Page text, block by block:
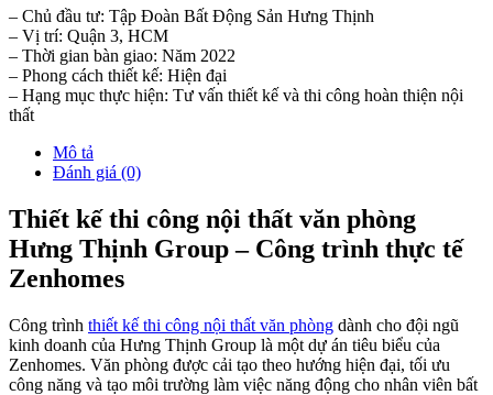
– Chủ đầu tư: Tập Đoàn Bất Động Sản Hưng Thịnh
– Vị trí: Quận 3, HCM
– Thời gian bàn giao: Năm 2022
– Phong cách thiết kế: Hiện đại
– Hạng mục thực hiện: Tư vấn thiết kế và thi công hoàn thiện nội
thất
Mô tả
Đánh giá (0)
Thiết kế thi công nội thất văn phòng
Hưng Thịnh Group – Công trình thực tế
Zenhomes
Công trình thiết kế thi công nội thất văn phòng dành cho đội ngũ
kinh doanh của Hưng Thịnh Group là một dự án tiêu biểu của
Zenhomes. Văn phòng được cải tạo theo hướng hiện đại, tối ưu
công năng và tạo môi trường làm việc năng động cho nhân viên bất